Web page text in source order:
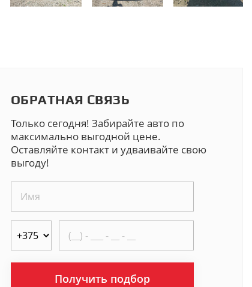
ОБРАТНАЯ СВЯЗЬ
Только сегодня! Забирайте авто по
максимально выгодной цене.
Оставляйте контакт и удваивайте свою
выгоду!
Получить подбор